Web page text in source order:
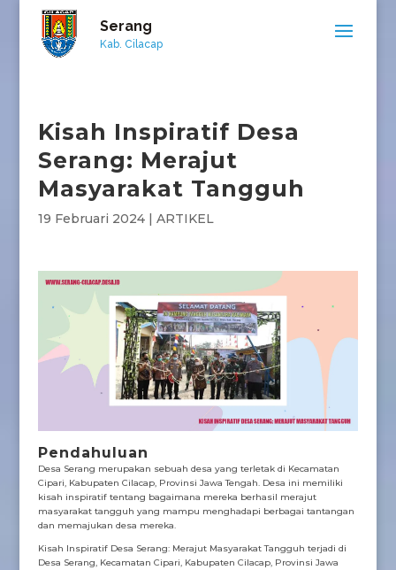
Serang
Kab. Cilacap
Kisah Inspiratif Desa
Serang: Merajut
Masyarakat Tangguh
19 Februari 2024| ARTIKEL
Pendahuluan
Desa Serang merupakan sebuah desa yang terletak di Kecamatan
Cipari, Kabupaten Cilacap, Provinsi Jawa Tengah. Desa ini memiliki
kisah inspiratif tentang bagaimana mereka berhasil merajut
masyarakat tangguh yang mampu menghadapi berbagai tantangan
dan memajukan desa mereka.
Kisah Inspiratif Desa Serang: Merajut Masyarakat Tangguh terjadi di
Desa Serang, Kecamatan Cipari, Kabupaten Cilacap, Provinsi Jawa